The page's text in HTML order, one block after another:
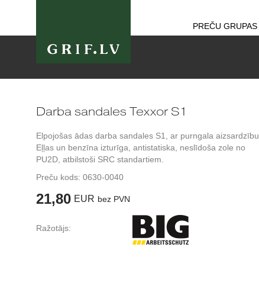
PREČU GRUPAS
Darba sandales Texxor S1
Elpojošas ādas darba sandales S1, ar purngala aizsardzību.
Eļļas un benzīna izturīga, antistatiska, neslīdoša zole no
PU2D, atbilstoši SRC standartiem.
Preču kods: 0630-0040
21,80 EUR bez PVN
Ražotājs: